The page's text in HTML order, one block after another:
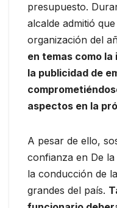
presupuesto.
alcalde admitió
organización del
en temas como
la publicidad de
aspectos en la
A pesar de ello,
confianza en De
la conducción de
grandes del país.